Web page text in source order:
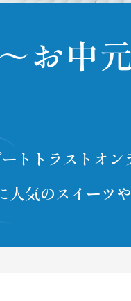
～お中
トトラスト オン
人気のスイーツ